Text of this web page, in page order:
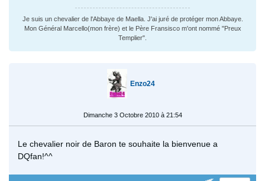
Je suis un chevalier de l'Abbaye de Maella. J'ai juré de protéger mon Abbaye.
Mon Général Marcello(mon frère) et le Père Fransisco m'ont nommé "Preux
Templier".
Enzo24
Dimanche 3 Octobre 2010 à 21:54
Le chevalier noir de Baron te souhaite la bienvenue a
DQfan!^^